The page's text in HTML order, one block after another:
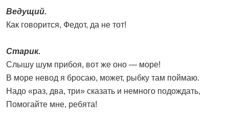
Ведущий.
Как говорится, Федот, да не тот!
Старик.
Слышу шум прибоя, вот же оно — море!
В море невод я бросаю, может, рыбку там поймаю.
Надо «раз, два, три» сказать и немного подождать,
Помогайте мне, ребята!